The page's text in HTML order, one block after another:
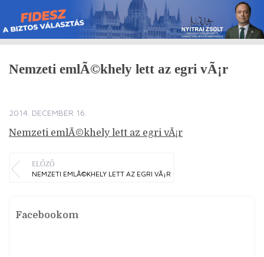
Skip
to
content
Nemzeti emlÃ©khely lett az egri vÃ¡r
2014. DECEMBER 16.
Nemzeti emlÃ©khely lett az egri vÃ¡r
ELŐZŐ
NEMZETI EMLÃ©KHELY LETT AZ EGRI VÃ¡R
Facebookom